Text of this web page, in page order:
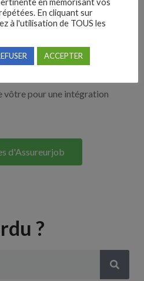
entreprises
! Moteurs de recherches,
nombreux sont nos
vôtre pour une intégration
d'Assureurjob
?
En cliquant sur
à l'utilisation de TOUS les
ACCEPTER